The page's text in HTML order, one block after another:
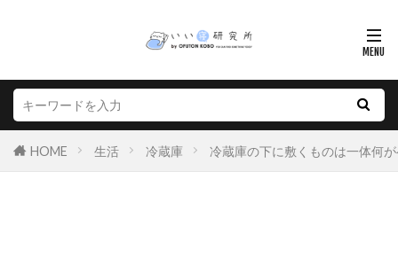
HOME 生活 冷蔵庫 冷蔵庫の下に敷くものは一体何